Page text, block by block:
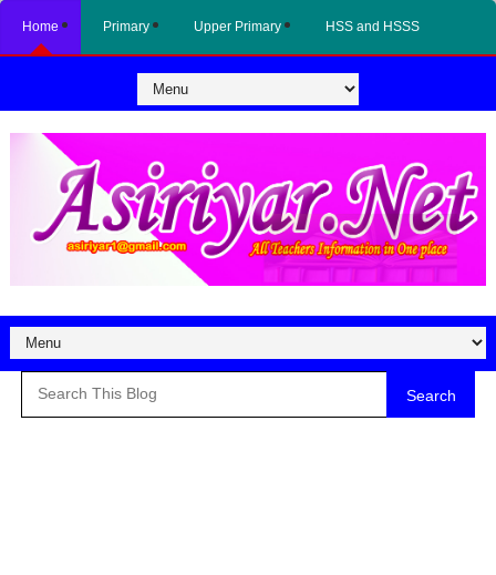
Home Primary Upper Primary HSS and HSSS
Search